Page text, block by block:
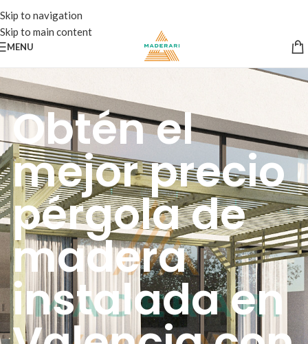
Skip to navigation
Skip to main content
MENU
Obtén el
mejor precio
pérgola de
madera
instalada en